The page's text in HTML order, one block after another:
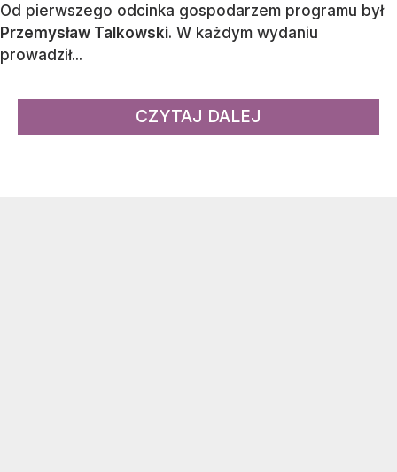
Od pierwszego odcinka gospodarzem programu był
Przemysław Talkowski. W każdym wydaniu
prowadził...
CZYTAJ DALEJ